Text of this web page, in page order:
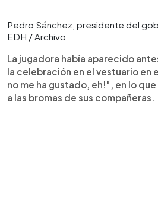
Pedro Sánchez, presidente del
EDH / Archivo
La jugadora había aparecido
la celebración en el vestuario en
no me ha gustado, eh!", en lo
a las bromas de sus compañeras.